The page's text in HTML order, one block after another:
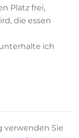
Platz frei,
die essen
ich
verwenden Sie